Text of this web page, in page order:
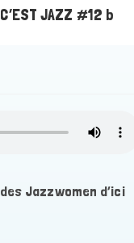
JAZZ #12 b
Jazzwomen d’ici